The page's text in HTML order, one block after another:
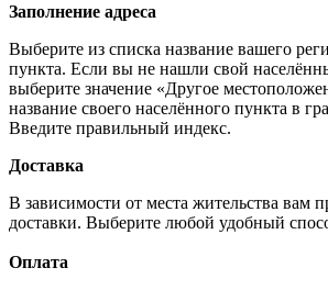
Заполнение адреса
Выберите из списка название вашего
пункта. Если вы не нашли свой
выберите значение «Другое
название своего населённого пункта в
Введите правильный индекс.
Доставка
В зависимости от места жительства вам
доставки. Выберите любой удобный
Оплата